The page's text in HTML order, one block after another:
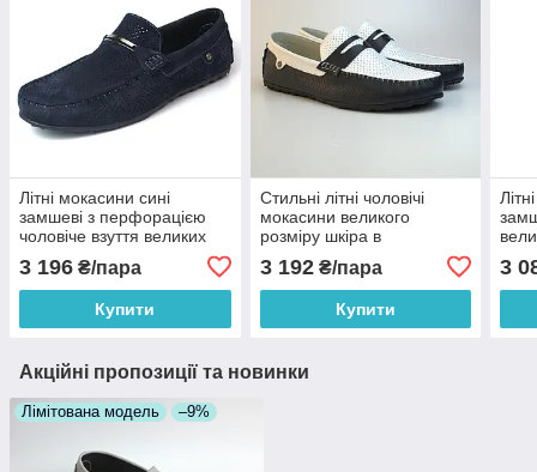
Літні мокасини сині
замшеві з перфорацією
чоловіче взуття великих
розмірів Rosso Avangard
M4 Cross Blu BS
3 196 ₴/пара
Купити
Стильні літні чоловічі
мокасини великого
розміру шкіра в
Avangard ETHEREAL
Blu&White BS
3 192₴/пара
Купити
3
Акційні пропозиції та новинки
Лімітована модель –9%